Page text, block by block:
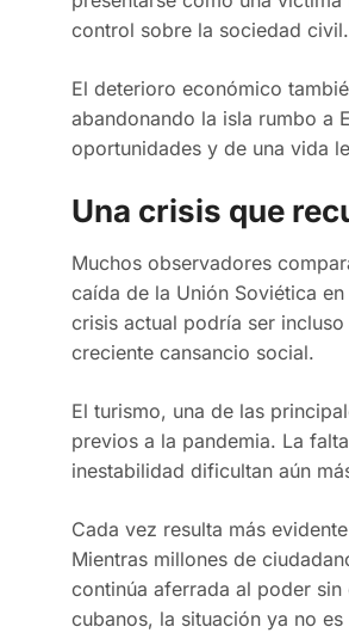
control sobre la sociedad civil.
El deterioro económico
abandonando la isla rumbo a
oportunidades y de una vida
Una crisis que
Muchos observadores
caída de la Unión Soviética
crisis actual podría ser
creciente cansancio social.
El turismo, una de las
previos a la pandemia. La
inestabilidad dificultan aún
Cada vez resulta más
Mientras millones de
continúa aferrada al poder
cubanos, la situación ya no